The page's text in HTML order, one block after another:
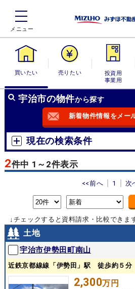
買いたい 売りたい
投資用・事業
用
宇治市の物件から探す
新着物件情報をメー
現在の検索条件
2件中 1～2件表示
<<前へ 1 次
↓チェックすると資料請求・比較できま
土地
宇治市伊勢田町南山
近鉄京都線線「伊勢田」駅 徒歩約５分
2,300万円